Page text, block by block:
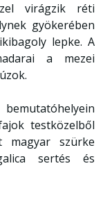
virágzik réti
gyökerében
lepke. A
a mezei
testközelből
magyar szürke
sertés és